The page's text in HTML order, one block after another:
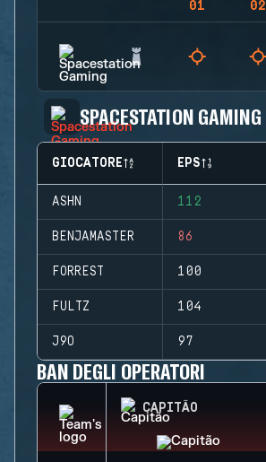
01 02
SPACESTATION GAMING
GIOCATORE EPS
ASHN 112
BENJAMASTER 86
FORREST 100
FULTZ 104
J9O 97
BAN DEGLI OPERATORI
CAPITÃO